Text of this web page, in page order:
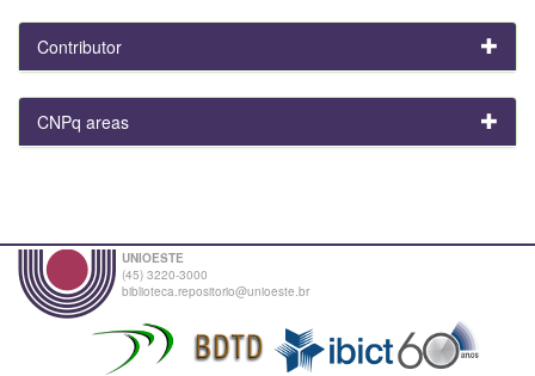
Contributor
CNPq areas
UNIOESTE
(45) 3220-3000
biblioteca.repositorio@unioeste.br